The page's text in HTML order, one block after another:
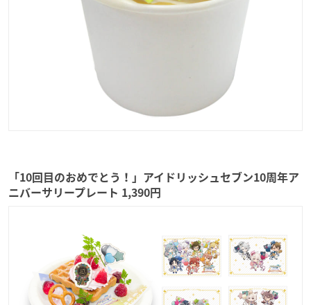
「10回目のおめでとう！」アイドリッシュセブン10周年ア
ニバーサリープレート 1,390円